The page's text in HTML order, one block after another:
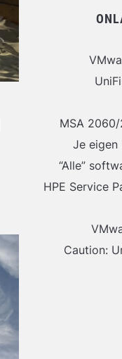
MSA
Je eigen
“Alle”
HPE Service
Caution: